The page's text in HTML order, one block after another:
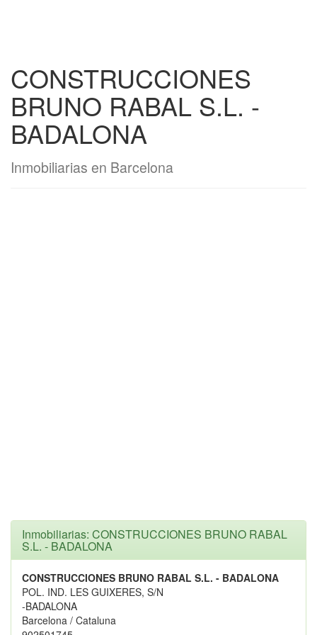
CONSTRUCCIONES
BRUNO RABAL S.L. -
BADALONA
Inmobiliarias en Barcelona
Inmobiliarias: CONSTRUCCIONES BRUNO RABAL
S.L. - BADALONA
CONSTRUCCIONES BRUNO RABAL S.L. - BADALONA
POL. IND. LES GUIXERES, S/N
-BADALONA
Barcelona / Cataluna